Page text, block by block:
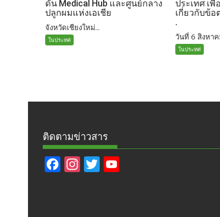
ดัน Medical Hub และศูนย์กลาง
ปลูกผมแห่งเอเชีย
จังหวัดเชียงใหม่...
ในประทศ
ประเทศ เ
เกี่ยวกับข้อ
.
วันที่ 6 สิงหาค
ในประทศ
ติดตามข่าวสาร
F In T